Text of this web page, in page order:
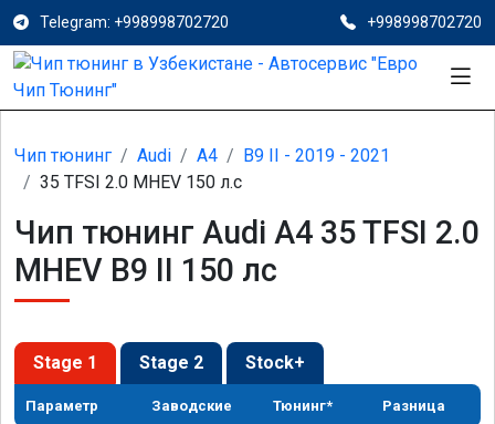
Telegram: +998998702720 +998998702720
Чип тюнинг Audi A4
B9 II - 2019 - 2021
35 TFSI 2.0 MHEV 150 л.с
Чип тюнинг Audi A4 35 TFSI 2.0
MHEV B9 II 150 лс
Stage 1 Stage 2 Stock+
Параметр Заводские Тюнинг* Разница